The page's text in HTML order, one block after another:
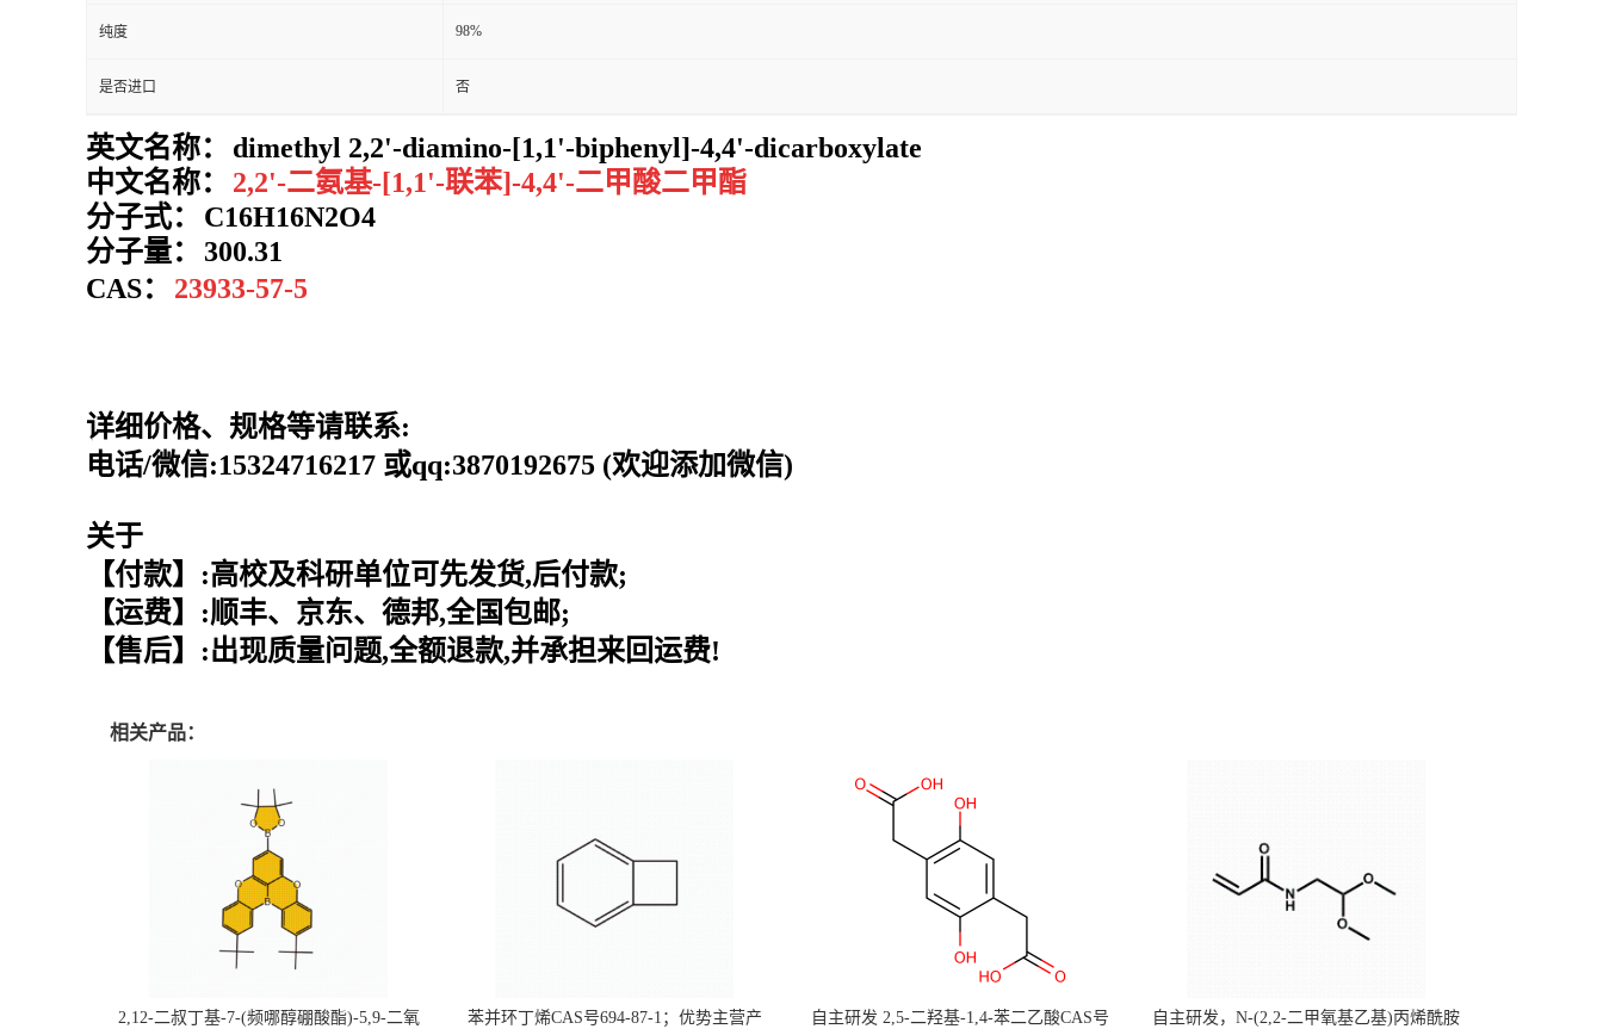
纯度 98%
是否进口 否
英文名称：
dimethyl 2,2'-diamino-[1,1'-biphenyl]-4,4'-dicarboxylate
中文名称：
2,2'-二氨基-[1,1'-联苯]-4,4'-二甲酸二甲酯
分子式：
C16H16N2O4
分子量：
300.31
CAS：
23933-57-5
详细价格、规格等请联系:
电话/微信:15324716217 或qq:3870192675 (欢迎添加微信)
关于
【付款】:高校及科研单位可先发货,后付款;
【运费】:顺丰、京东、德邦,全国包邮;
【售后】:出现质量问题,全额退款,并承担来回运费!
相关产品：
2,12-二叔丁基-7-(频哪醇硼酸酯)-5,9-二氧 苯并环丁烯CAS号694-87-1；优势主营产 自主研发 2,5-二羟基-1,4-苯二乙酸CAS号 自主研发，N-(2,2-二甲氧基乙基)丙烯酰胺